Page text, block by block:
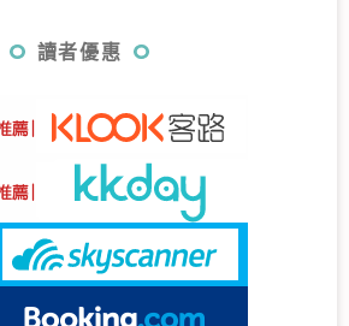
讀者優惠